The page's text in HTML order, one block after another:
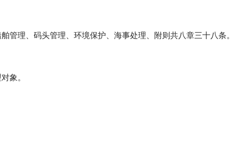
理、码头管理、环境保护、海事处理、附则共八章三十八条。
象。